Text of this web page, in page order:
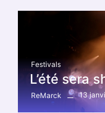
Festivals
L’été sera
ReMarck 13